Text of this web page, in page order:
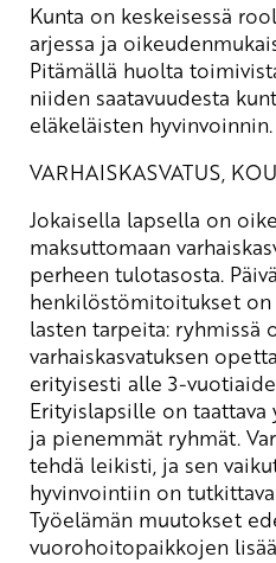
Kunta on keskeisessä
arjessa ja
Pitämällä huolta
niiden saatavuudesta
eläkeläisten hyvinvoinnin.
VARHAISKASVATUS,
Jokaisella lapsella on
maksuttomaan
perheen tulotasosta.
henkilöstömitoitukset on
lasten tarpeita: ryhmissä
varhaiskasvatuksen
erityisesti alle 3-
Erityislapsille on
ja pienemmät ryhmät.
tehdä leikisti, ja sen
hyvinvointiin on
Työelämän muutokset
vuorohoitopaikkojen